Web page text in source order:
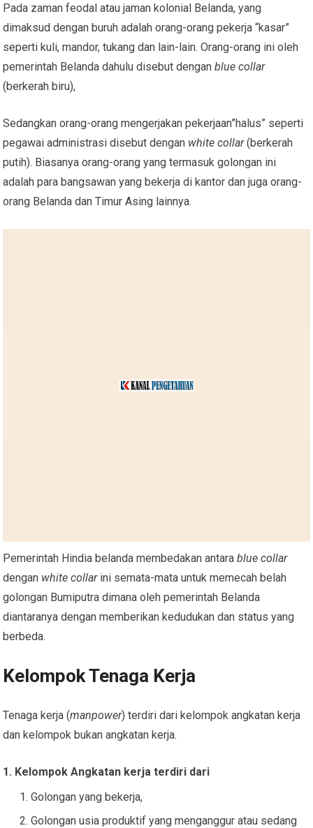
Pada zaman feodal atau jaman kolonial Belanda, yang
dimaksud dengan buruh adalah orang-orang pekerja “kasar”
seperti kuli, mandor, tukang dan lain-lain. Orang-orang ini oleh
pemerintah Belanda dahulu disebut denganblue collar
(berkerah biru),
Sedangkan orang-orang mengerjakan pekerjaan”halus” seperti
pegawai administrasi disebut dengan white collar(berkerah
putih). Biasanya orang-orang yang termasuk golongan ini
adalah para bangsawan yang bekerja di kantor dan juga orang-
orang Belanda dan Timur Asing lainnya.
Pemerintah Hindia belanda membedakan antarablue collar
dengan white collar ini semata-mata untuk memecah belah
golongan Bumiputra dimana oleh pemerintah Belanda
diantaranya dengan memberikan kedudukan dan status yang
berbeda.
Kelompok Tenaga Kerja
Tenaga kerja (manpower) terdiri dari kelompok angkatan kerja
dan kelompok bukan angkatan kerja.
1. Kelompok Angkatan kerja terdiri dari
Golongan yang bekerja,
Golongan usia produktif yang menganggur atau sedang